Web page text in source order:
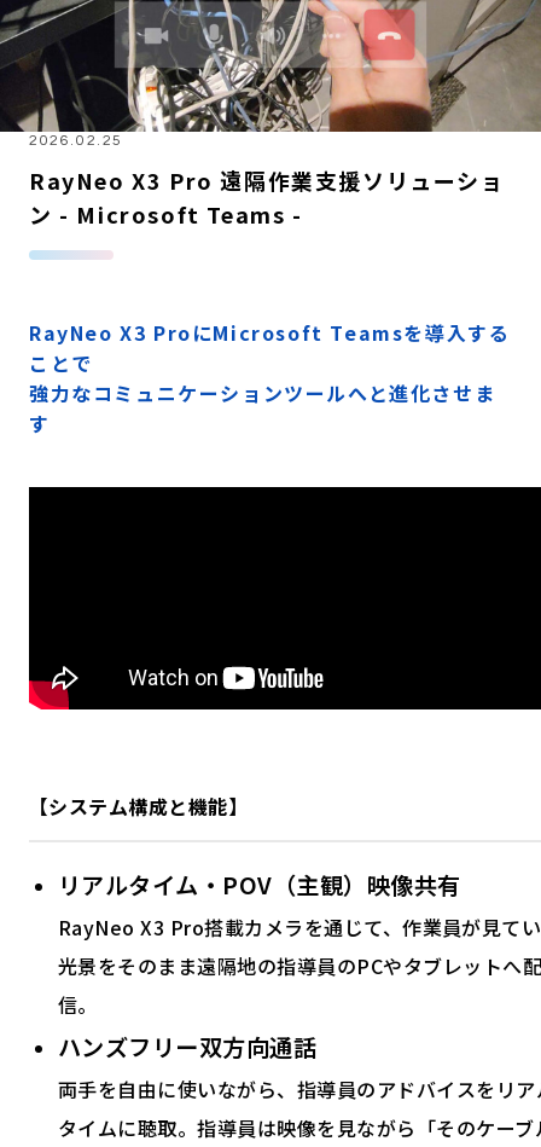
2026.02.25
RayNeo X3 Pro 遠隔作業支援ソリューショ
ン - Microsoft Teams -
RayNeo X3 ProにMicrosoft Teamsを導入する
ことで
強力なコミュニケーションツールへと進化させま
す
【システム構成と機能】
リアルタイム・POV（主観）映像共有
RayNeo X3 Pro搭載カメラを通じて、作業員が見て
光景をそのまま遠隔地の指導員のPCやタブレットへ配
信。
ハンズフリー双方向通話
両手を自由に使いながら、指導員のアドバイスをリア
タイムに聴取。指導員は映像を見ながら「そのケーブ